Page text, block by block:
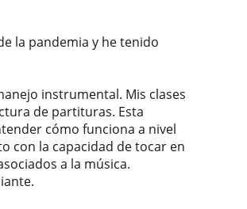
la pandemia y he tenido
instrumental. Mis clases
de partituras. Esta
cómo funciona a nivel
con la capacidad de tocar en
a la música.